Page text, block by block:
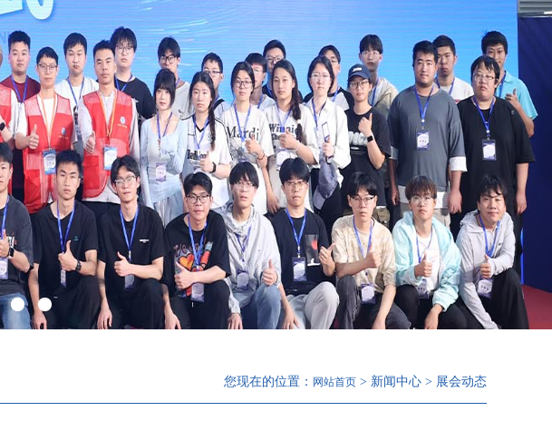
您现在的位置： 网站首页 > 新闻中心 > 展会动态